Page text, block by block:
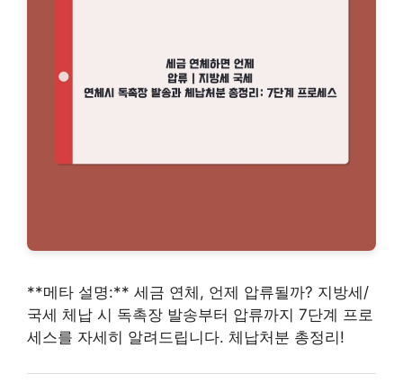
**메타 설명:** 세금 연체, 언제 압류될까? 지방세/
국세 체납 시 독촉장 발송부터 압류까지 7단계 프로
세스를 자세히 알려드립니다. 체납처분 총정리!